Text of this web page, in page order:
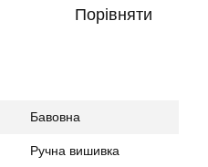
Порівняти
Бавовна
Ручна вишивка